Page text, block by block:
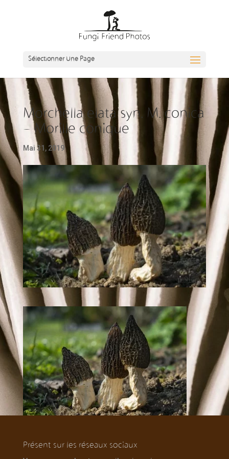
Sélectionner Une Page
Morchella elata syn. M. conica
– Morille conique
Mai 31, 2019
Présent sur les réseaux sociaux